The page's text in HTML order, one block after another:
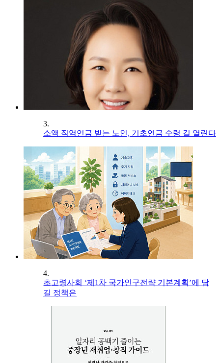
3.
소액 직역연금 받는 노인, 기초연금 수령 길 열린다
4.
초고령사회 ‘제1차 국가인구전략 기본계획’에 담
길 정책은